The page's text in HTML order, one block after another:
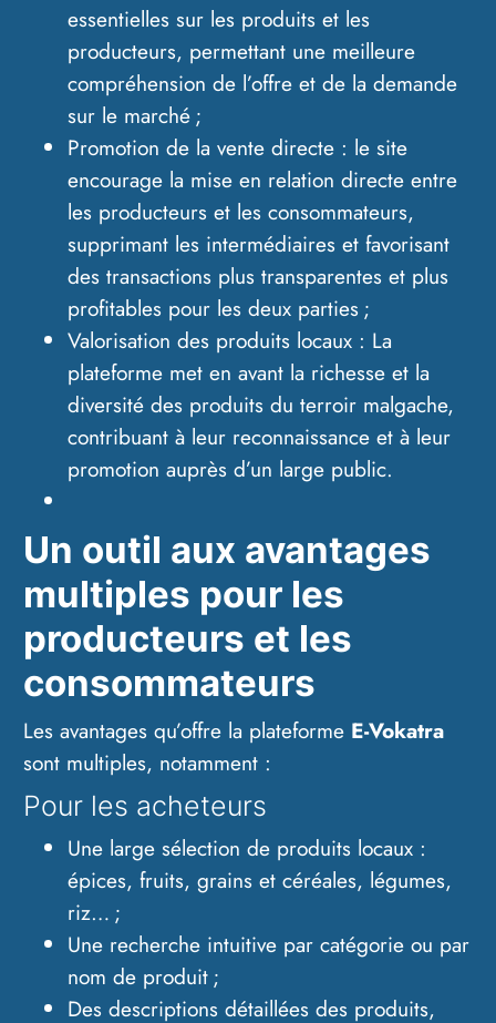
essentielles sur les produits et les
producteurs, permettant une meilleure
compréhension de l’offre et de la demande
sur le marché ;
Promotion de la vente directe : le site
encourage la mise en relation directe entre
les producteurs et les consommateurs,
supprimant les intermédiaires et favorisant
des transactions plus transparentes et plus
profitables pour les deux parties ;
Valorisation des produits locaux : La
plateforme met en avant la richesse et la
diversité des produits du terroir malgache,
contribuant à leur reconnaissance et à leur
promotion auprès d’un large public.
Un outil aux avantages
multiples pour les
producteurs et les
consommateurs
Les avantages qu’offre la plateforme E-Vokatra
sont multiples, notamment :
Pour les acheteurs
Une large sélection de produits locaux :
épices, fruits, grains et céréales, légumes,
riz… ;
Une recherche intuitive par catégorie ou par
nom de produit ;
Des descriptions détaillées des produits,